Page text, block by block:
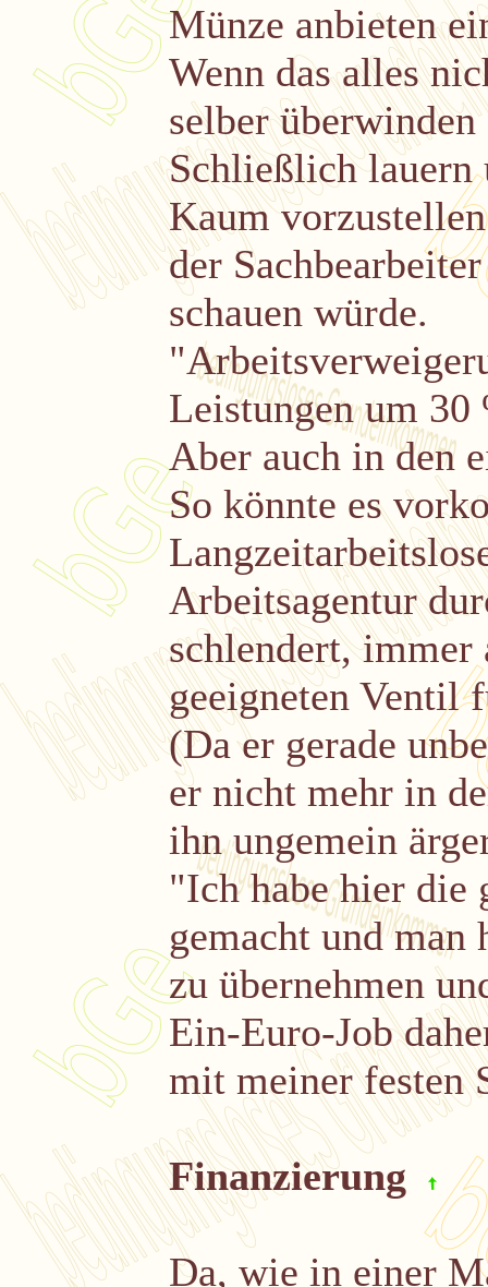
Münze anbieten
Wenn das alles
selber
Schließlich lauern
Kaum
der
schauen würde.
Leistungen um 30
Aber auch in den
So könnte es
Arbeitsagentur
schlendert, immer
geeigneten Ventil
(Da er gerade
er nicht mehr in
ihn ungemein
"Ich habe hier die
gemacht und
zu übernehmen
Ein-Euro-Job
mit meiner festen
Finanzierung
Da, wie in einer